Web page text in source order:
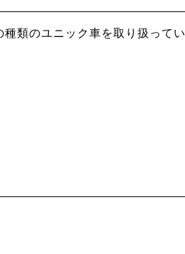
類のユニック車を取り扱ってい